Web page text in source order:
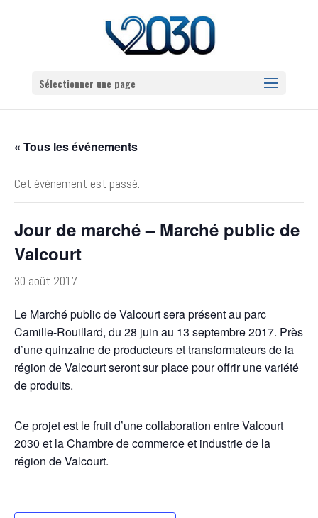
Sélectionner une page
« Tous les événements
Cet évènement est passé.
Jour de marché – Marché public de
Valcourt
30 août 2017
Le Marché public de Valcourt sera présent au parc
Camille-Rouillard, du 28 juin au 13 septembre 2017. Près
d’une quinzaine de producteurs et transformateurs de la
région de Valcourt seront sur place pour offrir une variété
de produits.
Ce projet est le fruit d’une collaboration entre Valcourt
2030 et la Chambre de commerce et industrie de la
région de Valcourt.